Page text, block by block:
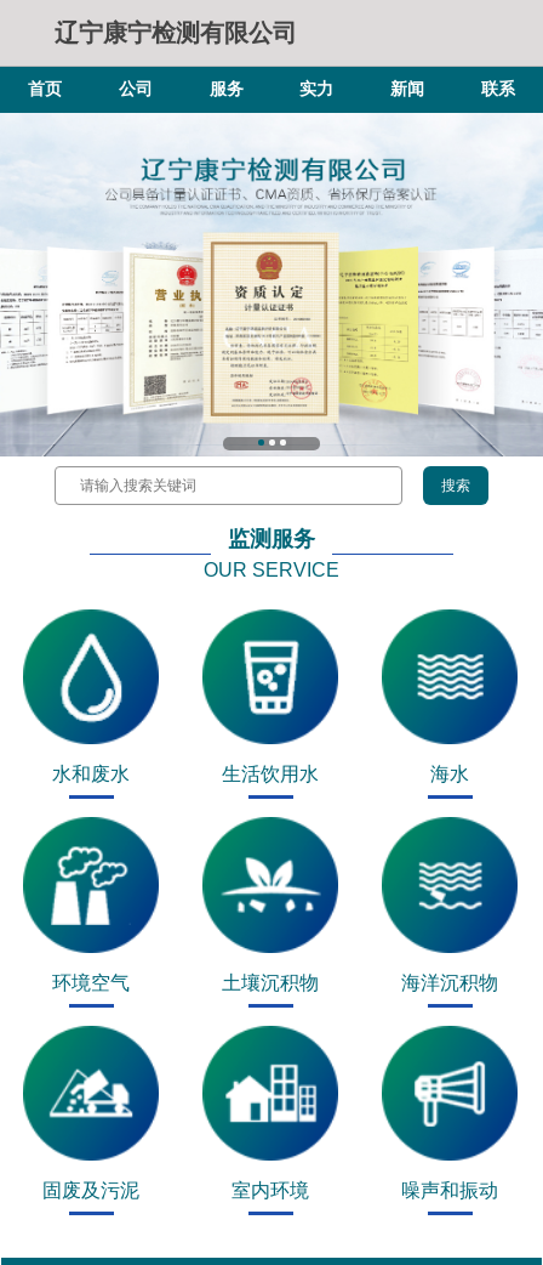
辽宁康宁检测有限公司
首页 公司 服务 实力 新闻 联系
监测服务
OUR SERVICE
水和废水 生活饮用水 海水
环境空气 土壤沉积物 海洋沉积物
固废及污泥 室内环境 噪声和振动